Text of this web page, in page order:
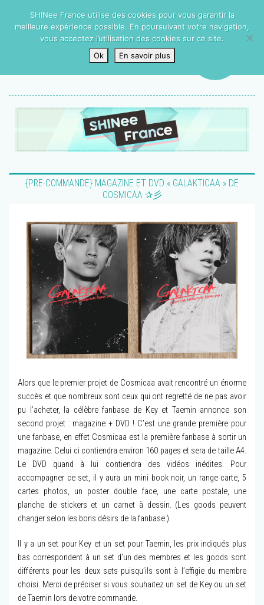
{PRE-COMMANDE} MAGAZINE ET DVD « GALAKTICAA » DE
COSMICAA ✰彡
Alors que le premier projet de Cosmicaa avait rencontré un énorme
succès et que nombreux sont ceux qui ont regretté de ne pas avoir
pu l’acheter, la célèbre fanbase de Key et Taemin annonce son
second projet : magazine + DVD ! C’est une grande première pour
une fanbase, en effet Cosmicaa est la première fanbase à sortir un
magazine. Celui ci contiendra environ 160 pages et sera de taille A4.
Le DVD quand à lui contiendra des vidéos inédites. Pour
accompagner ce set, il y aura un mini book noir, un range carte, 5
cartes photos, un poster double face, une carte postale, une
planche de stickers et un carnet à dessin. (Les goods peuvent
changer selon les bons désirs de la fanbase.)
Il y a un set pour Key et un set pour Taemin, les prix indiqués plus
bas correspondent à un set d’un des membres et les goods sont
différents pour les deux sets puisqu’ils sont à l’effigie du membre
choisi. Merci de préciser si vous souhaitez un set de Key ou un set
de Taemin lors de votre commande.
SHINee France utilise des cookies pour vous garantir la
meilleure expérience possible. En poursuivant votre navigation,
vous acceptez l’utilisation des cookies sur ce site.
Ok
En savoir plus